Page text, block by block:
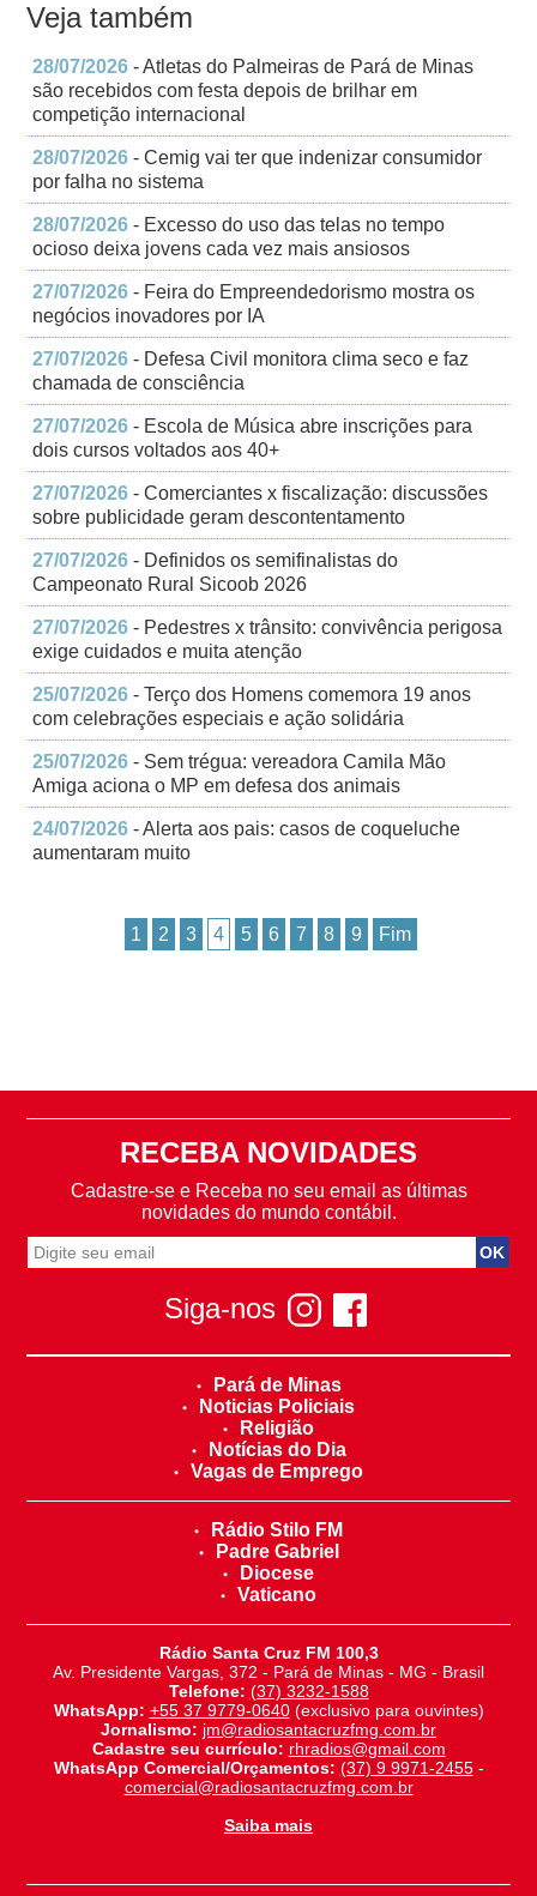
Veja também
28/07/2026 - Atletas do Palmeiras de Pará de Minas
são recebidos com festa depois de brilhar em
competição internacional
28/07/2026 - Cemig vai ter que indenizar consumidor
por falha no sistema
28/07/2026 - Excesso do uso das telas no tempo
ocioso deixa jovens cada vez mais ansiosos
27/07/2026 - Feira do Empreendedorismo mostra os
negócios inovadores por IA
27/07/2026 - Defesa Civil monitora clima seco e faz
chamada de consciência
27/07/2026 - Escola de Música abre inscrições para
dois cursos voltados aos 40+
27/07/2026 - Comerciantes x fiscalização: discussões
sobre publicidade geram descontentamento
27/07/2026 - Definidos os semifinalistas do
Campeonato Rural Sicoob 2026
27/07/2026 - Pedestres x trânsito: convivência perigosa
exige cuidados e muita atenção
25/07/2026 - Terço dos Homens comemora 19 anos
com celebrações especiais e ação solidária
25/07/2026 - Sem trégua: vereadora Camila Mão
Amiga aciona o MP em defesa dos animais
24/07/2026 - Alerta aos pais: casos de coqueluche
aumentaram muito
1 2 3 4 5 6 7 8 9 Fim
RECEBA NOVIDADES
Cadastre-se e Receba no seu email as últimas
novidades do mundo contábil.
Siga-nos
Pará de Minas
Noticias Policiais
Religião
Notícias do Dia
Vagas de Emprego
Rádio Stilo FM
Padre Gabriel
Diocese
Vaticano
Rádio Santa Cruz FM 100,3
Av. Presidente Vargas, 372 - Pará de Minas - MG - Brasil
Telefone: (37) 3232-1588
WhatsApp: +55 37 9779-0640(exclusivo para ouvintes)
Jornalismo: jm@radiosantacruzfmg.com.br
Cadastre seu currículo: rhradios@gmail.com
WhatsApp Comercial/Orçamentos: (37) 9 9971-2455-
comercial@radiosantacruzfmg.com.br
Saiba mais